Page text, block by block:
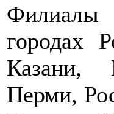
Филиалы
городах
Казани,
Перми,